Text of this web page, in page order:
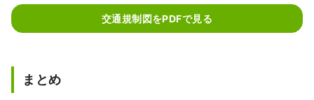
交通規制図をPDFで見る
まとめ